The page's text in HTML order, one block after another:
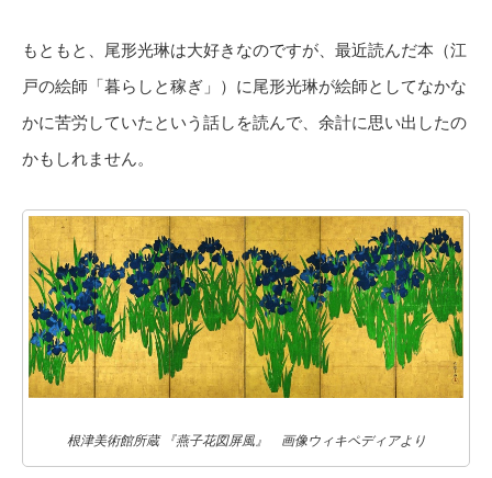
もともと、尾形光琳は大好きなのですが、最近読んだ本（江
戸の絵師「暮らしと稼ぎ」）に尾形光琳が絵師としてなかな
かに苦労していたという話しを読んで、余計に思い出したの
かもしれません。
根津美術館所蔵 『燕子花図屏風』 画像ウィキペディアより